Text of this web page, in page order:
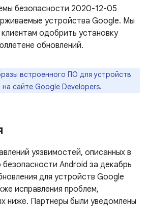
безопасности 2020-12-05
устройства Google. Мы
одобрить установку
обновлений.
встроенного ПО для устройств
на сайте Google Developers.
уязвимостей, описанных в
Android за декабрь
для устройств Google
исправления проблем,
ниже. Партнеры были уведомлены